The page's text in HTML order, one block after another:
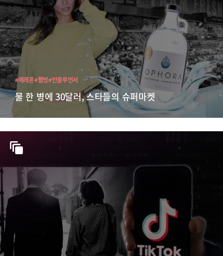
물 한 병에 30달러, 스타들의 슈퍼마켓
#에레혼#웰빙#인플루언서